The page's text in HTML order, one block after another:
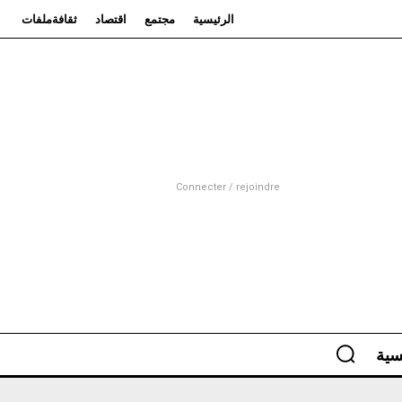
الرئيسية مجتمع اقتصاد ثقافةملفات
Connecter / rejoindre